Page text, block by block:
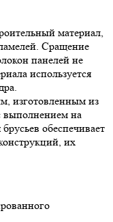
материал,
Сращение
панелей не
используется
изготовленным из
выполнением на
обеспечивает
их